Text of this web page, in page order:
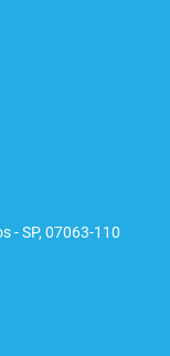
- SP, 07063-110